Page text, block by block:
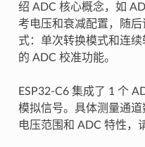
绍 ADC 核心概念，如
考电压和衰减配置，随
式：单次转换模式和连
的 ADC 校准功能。
ESP32-C6 集成了 1 个
模拟信号。具体测量通道
电压范围和 ADC 特性，